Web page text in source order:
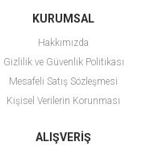
KURUMSAL
Hakkımızda
Gizlilik ve Güvenlik Politikası
Mesafeli Satış Sözleşmesi
Kişisel Verilerin Korunması
ALIŞVERİŞ